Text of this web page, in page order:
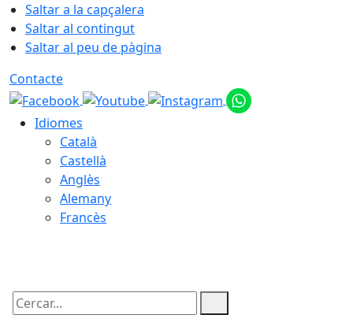
Saltar a la capçalera
Saltar al contingut
Saltar al peu de pàgina
Contacte
Idiomes
Català
Castellà
Anglès
Alemany
Francès
Cercar: